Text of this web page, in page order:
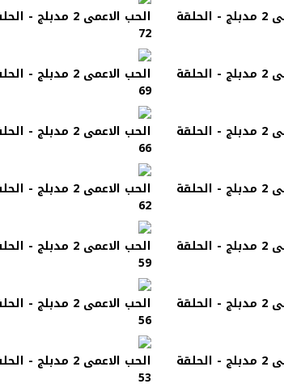
الحب الاعمى 2 مدبلج - الحلقة الحب الاعمى 2 مدبلج -
72
الحب الاعمى 2 مدبلج - الحلقة الحب الاعمى 2 مدبلج -
69
الحب الاعمى 2 مدبلج - الحلقة الحب الاعمى 2 مدبلج -
66
الحب الاعمى 2 مدبلج - الحلقة الحب الاعمى 2 مدبلج -
62
الحب الاعمى 2 مدبلج - الحلقة الحب الاعمى 2 مدبلج -
59
الحب الاعمى 2 مدبلج - الحلقة الحب الاعمى 2 مدبلج -
56
الحب الاعمى 2 مدبلج - الحلقة الحب الاعمى 2 مدبلج -
53